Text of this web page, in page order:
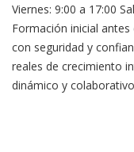
Viernes: 9:00 a 17:00
Formación inicial
con seguridad y
reales de crecimiento
dinámico y